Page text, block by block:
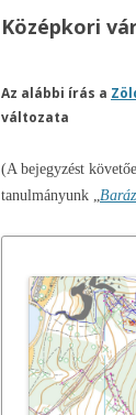
Középkori
Az alábbi írás a
változata
(A bejegyzést
tanulmányunk „